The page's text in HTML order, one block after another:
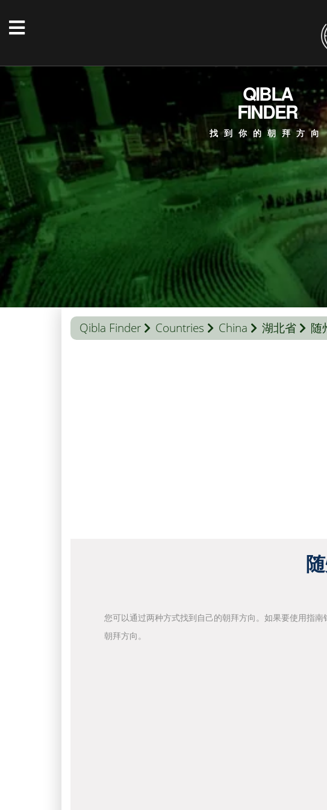
QIBLA
FINDER
找到你的朝拜方向
Qibla Finder Countries China 湖北省 随
您可以通过两种方式找到自己的朝拜方向。如果要使用指
朝拜方向。